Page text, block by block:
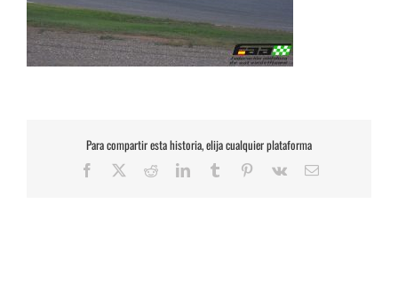
Para compartir esta historia, elija cualquier plataforma
Facebook RedditLinkedInTumblr Pinterest
Vk
Correo